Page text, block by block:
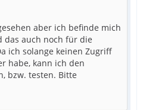
aber ich befinde mich
das auch noch für die
ich solange keinen Zugriff
habe, kann ich den
bzw. testen. Bitte